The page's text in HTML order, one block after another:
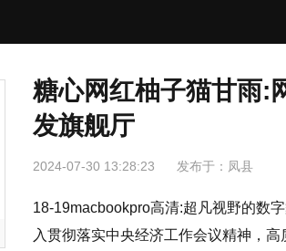
糖心网红柚子猫甘雨:
发旗舰厅
2024-07-30 13:28:23 发布于： 凤县
18-19macbookpro高清:超凡视野的
入贯彻落实中央经济工作会议精神，